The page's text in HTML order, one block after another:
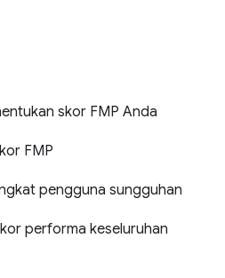
skor FMP Anda
FMP
pengguna sungguhan
performa keseluruhan